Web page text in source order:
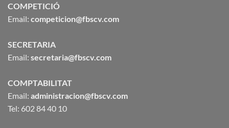
COMPETICIÓ
Email: competicion@fbscv.com
SECRETARIA
Email: secretaria@fbscv.com
COMPTABILITAT
Email: administracion@fbscv.com
Tel: 602 84 40 10